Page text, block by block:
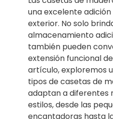
una excelente
exterior. No solo
almacenamiento
también pueden
extensión funcional
artículo, exploremos
tipos de casetas de
adaptan a diferentes
estilos, desde las
encantadoras hasta